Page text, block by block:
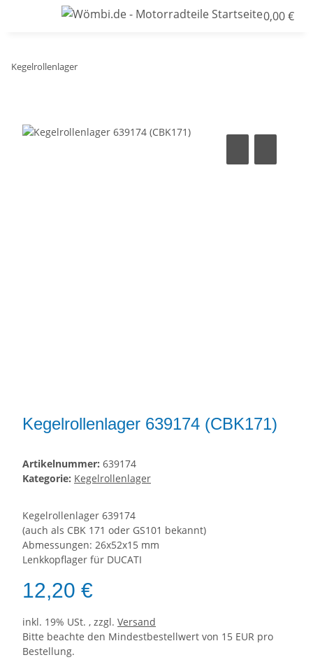
0,00 €
Kegelrollenlager
Kegelrollenlager 639174 (CBK171)
Artikelnummer: 639174
Kategorie: Kegelrollenlager
Kegelrollenlager 639174
(auch als CBK 171 oder GS101 bekannt)
Abmessungen: 26x52x15 mm
Lenkkopflager für DUCATI
12,20 €
inkl. 19% USt. , zzgl. Versand
Bitte beachte den Mindestbestellwert von 15 EUR pro
Bestellung.